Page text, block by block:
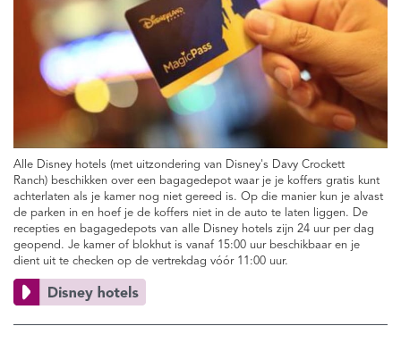
Alle Disney hotels (met uitzondering van Disney's Davy Crockett
Ranch) beschikken over een bagagedepot waar je je koffers gratis kunt
achterlaten als je kamer nog niet gereed is. Op die manier kun je alvast
de parken in en hoef je de koffers niet in de auto te laten liggen. De
recepties en bagagedepots van alle Disney hotels zijn 24 uur per dag
geopend. Je kamer of blokhut is vanaf 15:00 uur beschikbaar en je
dient uit te checken op de vertrekdag vóór 11:00 uur.